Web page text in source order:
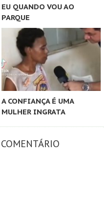
EU QUANDO VOU AO
PARQUE
A CONFIANÇA É UMA
MULHER INGRATA